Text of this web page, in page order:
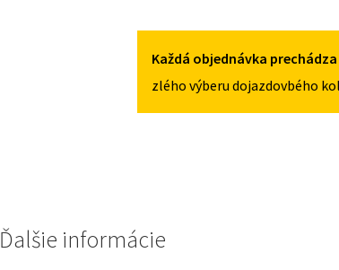
OD
2018
5X108
Každá objednávka
zlého výberu dojazdovbého
Ďalšie informácie